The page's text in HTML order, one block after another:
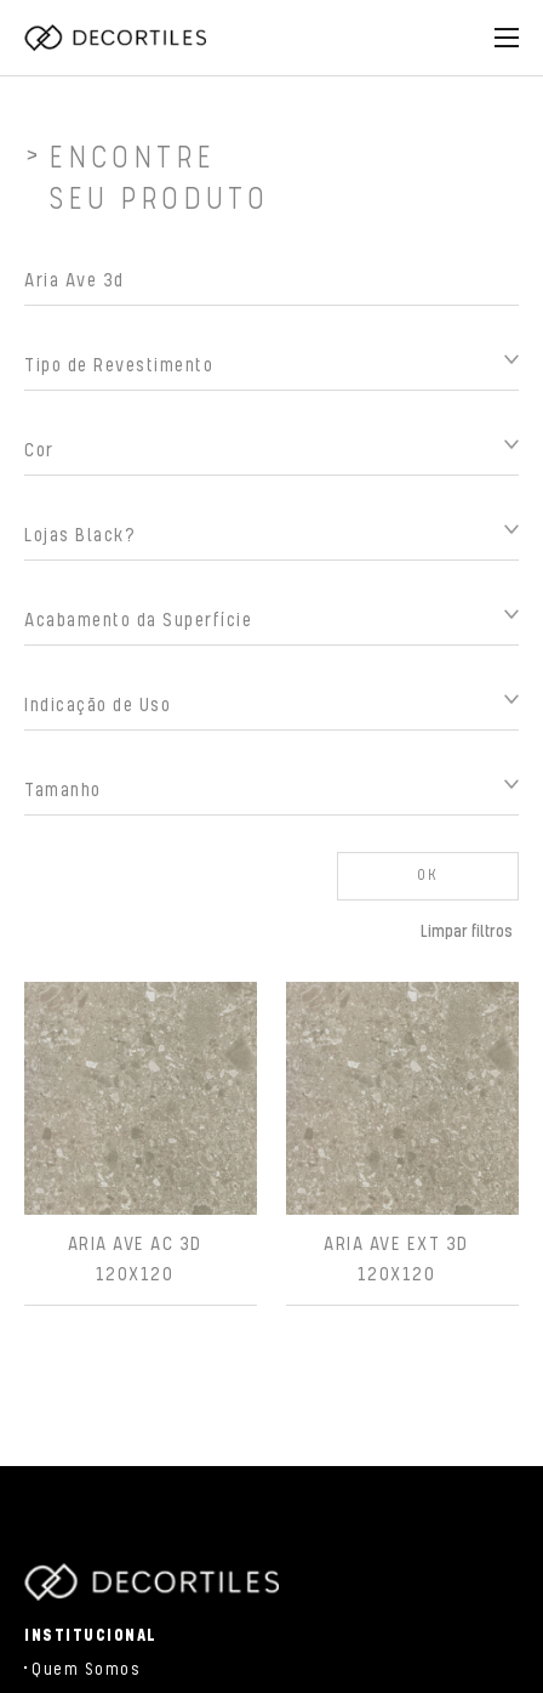
ENCONTRE
SEU PRODUTO
Tipo de Revestimento
Cor
Lojas Black?
Acabamento da Superfície
Indicação de Uso
Tamanho
OK
Limpar filtros
ARIA AVE AC 3D
120X120
ARIA AVE EXT 3D
120X120
INSTITUCIONAL
Quem Somos